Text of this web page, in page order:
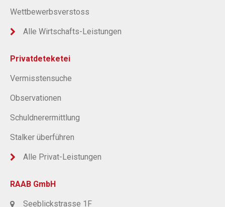
Wettbewerbsverstoss
Alle Wirtschafts-Leistungen
Privatdeteketei
Vermisstensuche
Observationen
Schuldnerermittlung
Stalker überführen
Alle Privat-Leistungen
RAAB GmbH
Seeblickstrasse 1F